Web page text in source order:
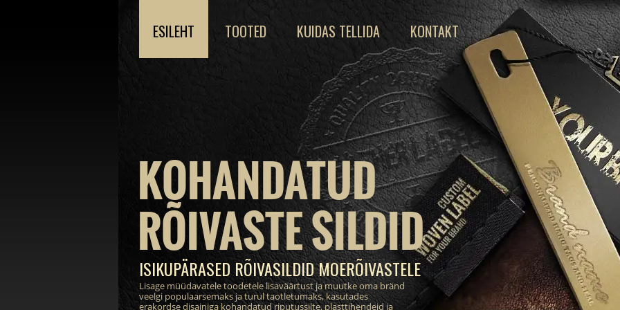
KOHANDATUD
RÕIVASTE SILDID
ISIKUPÄRASED RÕIVASILDID MOERÕIVASTELE
Lisage müüdavatele toodetele lisaväärtust ja muutke oma bränd
veelgi populaarsemaks ja turul taotletumaks, kasutades
erakordse disainiga kohandatud riputussilte, plasttihendeid ja
ESILEHT TOOTED KUIDAS TELLIDA KONTAKT